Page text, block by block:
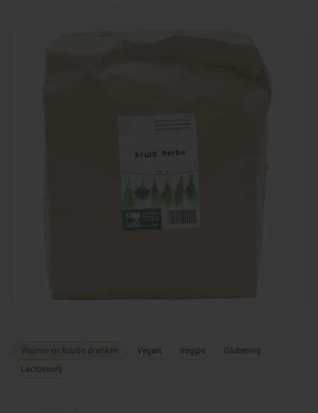
Warme en koude dranken Vegan Veggie
Glutenvrij
Lactosevrij